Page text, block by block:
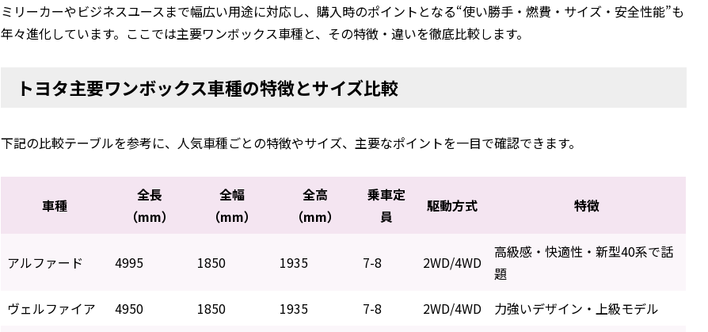
ミリーカーやビジネスユースまで幅広い用途に対応し、購入時のポイントとなる“使い勝手・燃費・サイズ・安全性能”も
年々進化しています。ここでは主要ワンボックス車種と、その特徴・違いを徹底比較します。
トヨタ主要ワンボックス車種の特徴とサイズ比較
下記の比較テーブルを参考に、人気車種ごとの特徴やサイズ、主要なポイントを一目で確認できます。
車種
全長
（mm）
全幅
（mm）
全高
（mm）
乗車定
員
駆動方式 特徴
アルファード 4995 1850 1935 7-8 2WD/4WD
高級感・快適性・新型40系で話
題
ヴェルファイア
4950 1850 1935 7-8 2WD/4WD 力強いデザイン・上級モデル